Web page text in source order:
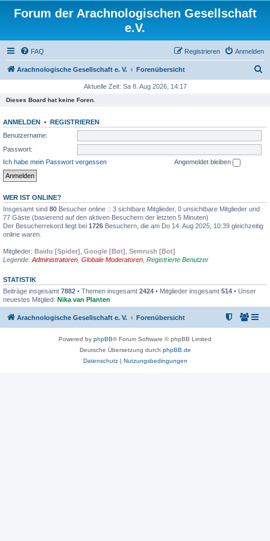
Forum der Arachnologischen Gesellschaft
e.V.
FAQ Anmelden
Registrieren
Arachnologische Gesellschaft e. V. Forenübersicht
e
Aktuelle Zeit: Sa 8. Aug 2026, 14:17
Dieses Board hat keine Foren.
ANMELDEN • REGISTRIEREN
Benutzername:
Passwort:
Ich habe mein Passwort vergessen
Angemeldet bleiben
WER IST ONLINE?
Insgesamt sind 80 Besucher online :: 3 sichtbare Mitglieder, 0 unsichtbare Mitglieder und
77 Gäste (basierend auf den aktiven Besuchern der letzten 5 Minuten)
Der Besucherrekord liegt bei 1726 Besuchern, die am Do 14. Aug 2025, 10:39 gleichzeitig
online waren.
Mitglieder: Baidu [Spider] Google [Bot] Semrush [Bot]
Legende: Administratoren Globale Moderatoren Registrierte Benutzer
STATISTIK
Beiträge insgesamt 7882 • Themen insgesamt 2424 • Mitglieder insgesamt 514 • Unser
neuestes Mitglied: Nika van Planten
Arachnologische Gesellschaft e. V. Forenübersicht
Powered by phpBB® Forum Software © phpBB Limited
Deutsche Übersetzung durch phpBB.de
Datenschutz| Nutzungsbedingungen